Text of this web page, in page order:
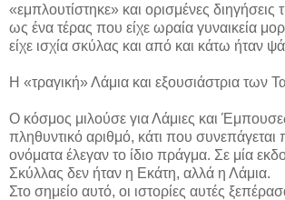
«εμπλουτίστηκε» και ορισμένες διηγήσεις
ως ένα τέρας που είχε ωραία γυναικεία
είχε ισχία σκύλας και από και κάτω ήταν
Η «τραγική» Λάμια και εξουσιάστρια των
Ο κόσμος μιλούσε για Λάμιες και
πληθυντικό αριθμό, κάτι που
ονόματα έλεγαν το ίδιο πράγμα. Σε μία
Σκύλλας δεν ήταν η Εκάτη, αλλά η Λάμια.
Στο σημείο αυτό, οι ιστορίες αυτές